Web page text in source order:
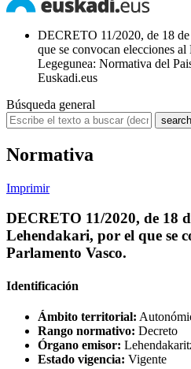
DECRETO 11/2020, de 18
que se convocan elecciones al
Legegunea: Normativa del
Euskadi.eus
Búsqueda general
search
Normativa
Imprimir
DECRETO 11/2020, de 18
Lehendakari, por el que se
Parlamento Vasco.
Identificación
Ámbito territorial:
Rango normativo: Decreto
Órgano emisor:
Estado vigencia: Vigente